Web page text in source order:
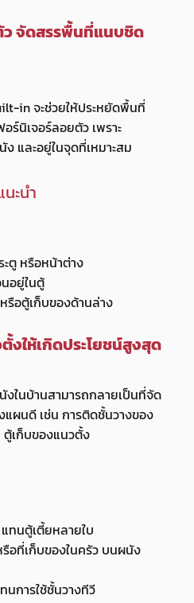
จัดสรรพื้นที่แนบชิด
in จะช่วยให้ประหยัดพื้นที่
ร์นิเจอร์ลอยตัว เพราะ
และอยู่ในจุดที่เหมาะสม
ะนำ
ตู หรือหน้าต่าง
อยู่ในตู้
อตู้เก็บของด้านล่าง
ให้เกิดประโยชน์สูงสุด
งในบ้านสามารถกลายเป็นที่จัด
แผนดี เช่น การติดชั้นวางของ
เก็บของแนวตั้ง
ทนตู้เตี้ยหลายใบ
อที่เก็บของในครัว บนผนัง
การใช้ชั้นวางทีวี